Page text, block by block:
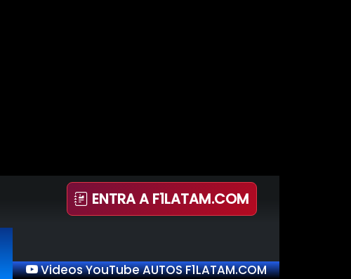
ENTRA A F1LATAM.COM
Videos YouTube AUTOS F1LATAM.COM